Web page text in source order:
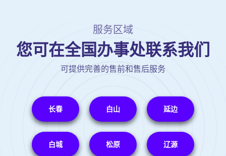
服务区域
您可在全国办事处联系我们
可提供完善的售前和售后服务
长春 白山 延边
白城 松原 辽源